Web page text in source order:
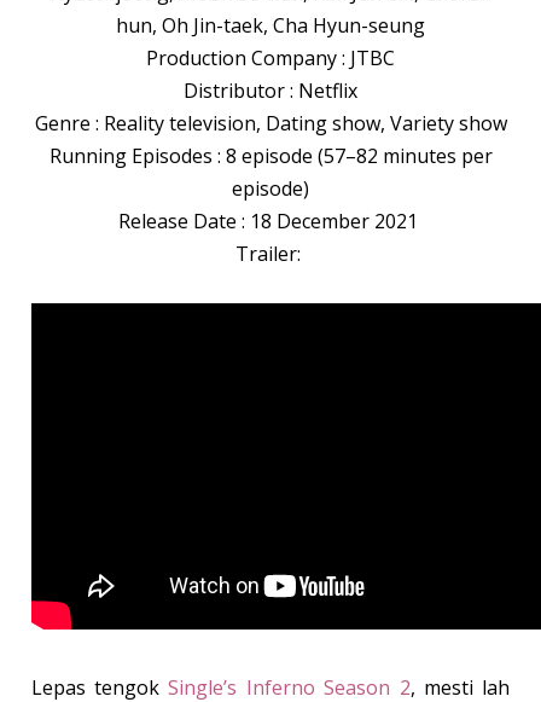
hun, Oh Jin-taek, Cha Hyun-seung
Production Company : JTBC
Distributor : Netflix
Genre : Reality television, Dating show, Variety show
Running Episodes : 8 episode (57–82 minutes per
episode)
Release Date : 18 December 2021
Trailer:
Lepas tengokSingle’s Inferno Season 2, mesti lah